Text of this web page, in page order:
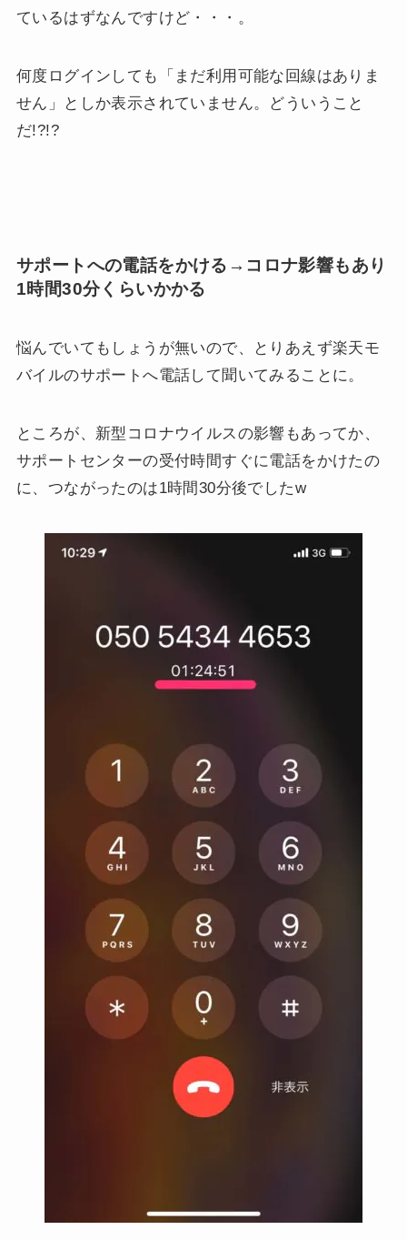
ているはずなんですけど・・・。
何度ログインしても「まだ利用可能な回線はありま
せん」としか表示されていません。どういうこと
だ!?!?
サポートへの電話をかける→コロナ影響もあり
1時間30分くらいかかる
悩んでいてもしょうが無いので、とりあえず楽天モ
バイルのサポートへ電話して聞いてみることに。
ところが、新型コロナウイルスの影響もあってか、
サポートセンターの受付時間すぐに電話をかけたの
に、つながったのは1時間30分後でしたw